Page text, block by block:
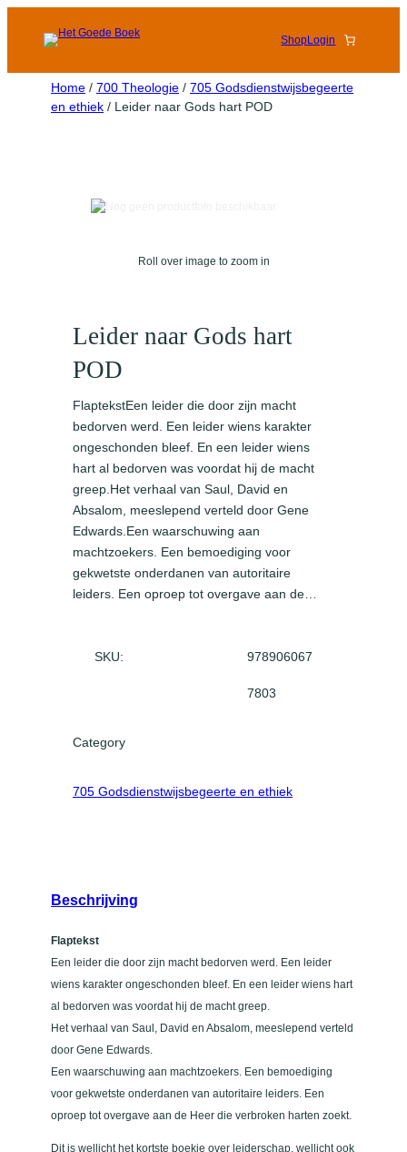
ShopLogin
Home / 700 Theologie / 705 Godsdienstwijsbegeerte
en ethiek / Leider naar Gods hart POD
Roll over image to zoom in
Leider naar Gods hart
POD
FlaptekstEen leider die door zijn macht
bedorven werd. Een leider wiens karakter
ongeschonden bleef. En een leider wiens
hart al bedorven was voordat hij de macht
greep.Het verhaal van Saul, David en
Absalom, meeslepend verteld door Gene
Edwards.Een waarschuwing aan
machtzoekers. Een bemoediging voor
gekwetste onderdanen van autoritaire
leiders. Een oproep tot overgave aan de…
SKU: 978906067
7803
Category
705 Godsdienstwijsbegeerte en ethiek
Beschrijving
Flaptekst
Een leider die door zijn macht bedorven werd. Een leider
wiens karakter ongeschonden bleef. En een leider wiens hart
al bedorven was voordat hij de macht greep.
Het verhaal van Saul, David en Absalom, meeslepend verteld
door Gene Edwards.
Een waarschuwing aan machtzoekers. Een bemoediging
voor gekwetste onderdanen van autoritaire leiders. Een
oproep tot overgave aan de Heer die verbroken harten zoekt.
Dit is wellicht het kortste boekje over leiderschap, wellicht ook